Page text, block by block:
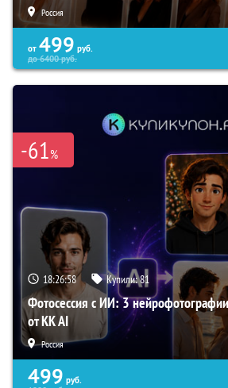
Россия
от 499 руб.
до6400руб.
-61%
18:26:57 Купили:81
Фотосессия с ИИ: 3
от KK AI
Россия
499 руб.